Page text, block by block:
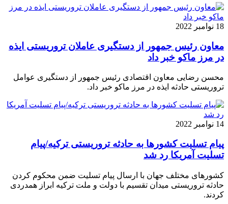
18 نوامبر 2022
معاون رئیس جمهور از دستگیری عاملان تروریستی ایذه
در مرز ماکو خبر داد
محسن رضایی معاون اقتصادی رئیس جمهور از دستگیری عوامل
تروریستی حادثه ایذه در مرز ماکو خبر داد.
14 نوامبر 2022
پیام تسلیت کشورها به حادثه تروریستی ترکیه/پیام
تسلیت آمریکا رد شد
کشورهای مختلف جهان با ارسال پیام تسلیت ضمن محکوم کردن
حادثه تروریستی میدان تقسیم با دولت و ملت ترکیه ابراز همدردی
کردند.